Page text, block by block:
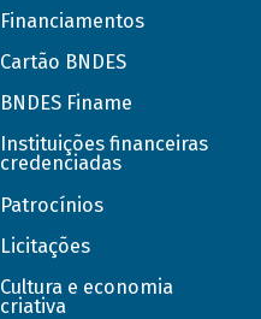
Financiamentos
Cartão BNDES
BNDES Finame
Instituições financeiras
credenciadas
Patrocínios
Licitações
Cultura e economia
criativa